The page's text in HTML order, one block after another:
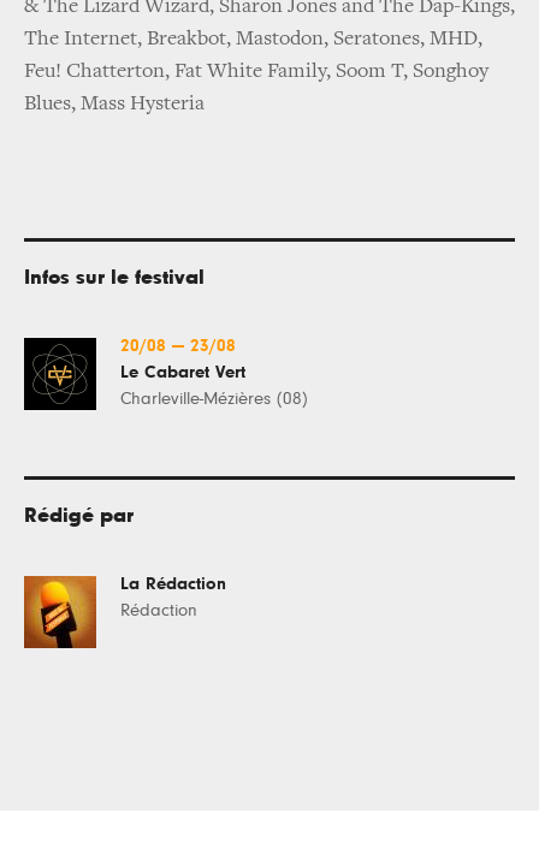
& The Lizard Wizard, Sharon Jones and The Dap-Kings,
The Internet, Breakbot, Mastodon, Seratones, MHD,
Feu! Chatterton, Fat White Family, Soom T, Songhoy
Blues, Mass Hysteria
Infos sur le festival
20/08 — 23/08
Le Cabaret Vert
Charleville-Mézières (08)
Rédigé par
La Rédaction
Rédaction